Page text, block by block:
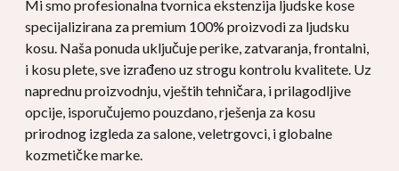
Mi smo profesionalna tvornica ekstenzija ljudske kose
specijalizirana za premium 100% proizvodi za ljudsku
kosu. Naša ponuda uključuje perike, zatvaranja, frontalni,
i kosu plete, sve izrađeno uz strogu kontrolu kvalitete. Uz
naprednu proizvodnju, vještih tehničara, i prilagodljive
opcije, isporučujemo pouzdano, rješenja za kosu
prirodnog izgleda za salone, veletrgovci, i globalne
kozmetičke marke.